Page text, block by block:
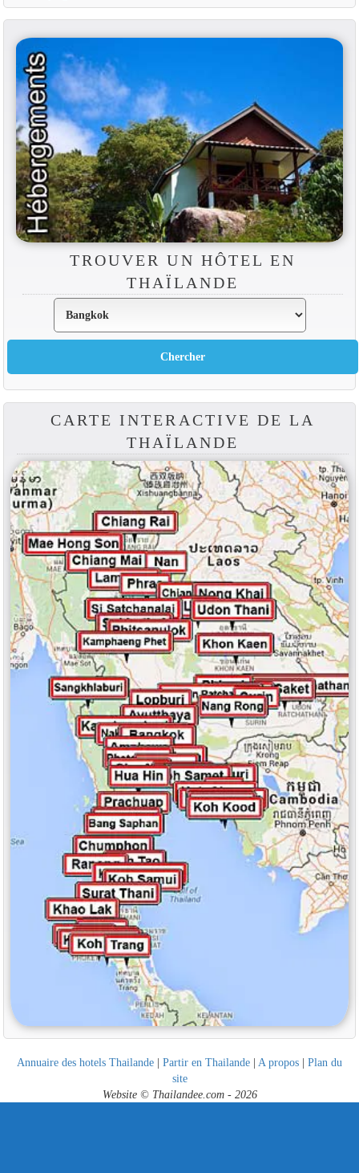
TROUVER UN HÔTEL EN
THAÏLANDE
CARTE INTERACTIVE DE LA
THAÏLANDE
Annuaire des hotels Thailande | Partir en Thailande | A propos | Plan du
site
Website © Thailandee.com - 2026